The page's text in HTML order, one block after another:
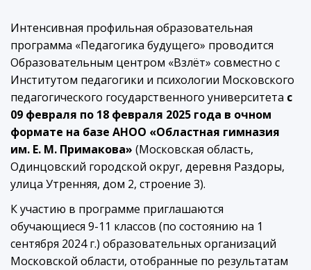
Интенсивная профильная образовательная
программа «Педагогика будущего» проводится
Образовательным центром «Взлёт» совместно с
Институтом педагогики и психологии Московского
педагогического государственного университета с
09 февраля по 18 февраля 2025 года в очном
формате на базе АНОО «Областная гимназия
им. Е. М. Примакова» (Московская область,
Одинцовский городской округ, деревня Раздоры,
улица Утренняя, дом 2, строение 3).
К участию в программе приглашаются
обучающиеся 9-11 классов (по состоянию на 1
сентября 2024 г.) образовательных организаций
Московской области, отобранные по результатам